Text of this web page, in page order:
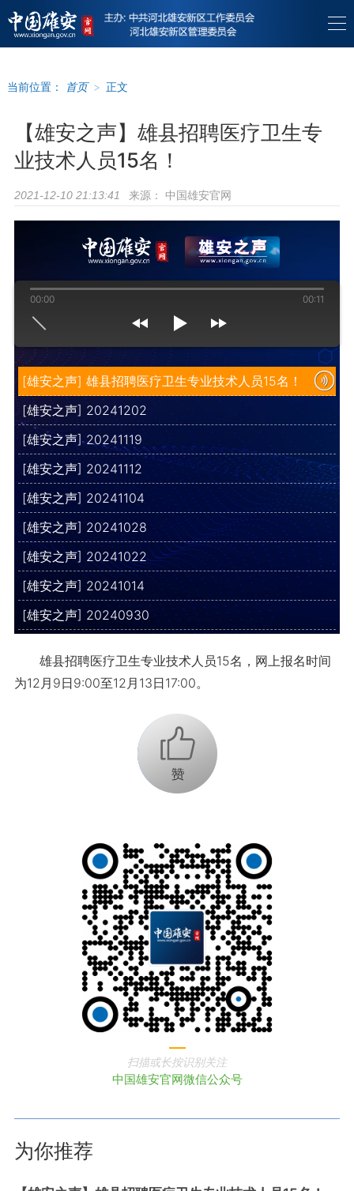
当前位置： 首页 > 正文
【雄安之声】雄县招聘医疗卫生专
业技术人员15名！
2021-12-10 21:13:41 来源： 中国雄安官网
[雄安之声] 雄县招聘医疗卫生专业技术人员15名！
[雄安之声] 20241202
[雄安之声] 20241119
[雄安之声] 20241112
[雄安之声] 20241104
[雄安之声] 20241028
[雄安之声] 20241022
[雄安之声] 20241014
[雄安之声] 20240930
00:00 00:11
雄县招聘医疗卫生专业技术人员15名，网上报名时间
为12月9日9:00至12月13日17:00。
+1
扫描或长按识别关注
中国雄安官网微信公众号
为你推荐